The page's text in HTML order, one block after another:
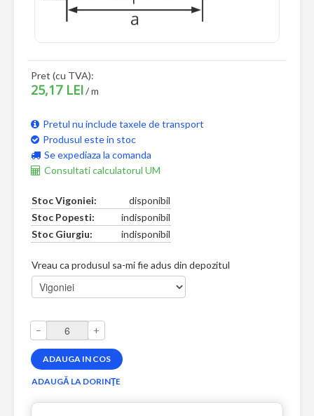
Pret (cu TVA):
25,17 LEI/ m
Pretul nu include taxele de transport
Produsul este in stoc
Se expediaza la comanda
Consultati calculatorul UM
Stoc Vigoniei:
disponibil
Stoc Popesti:
indisponibil
Stoc Giurgiu:
indisponibil
Vreau ca produsul sa-mi fie adus din depozitul
– +